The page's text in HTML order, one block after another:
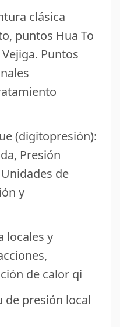
clásica
puntos Hua To
Puntos
(digitopresión):
Presión
de
y
locales y
de calor qi
de presión local